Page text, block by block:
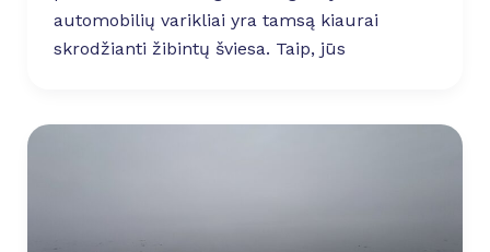
automobilių varikliai yra tamsą kiaurai
skrodžianti žibintų šviesa. Taip, jūs